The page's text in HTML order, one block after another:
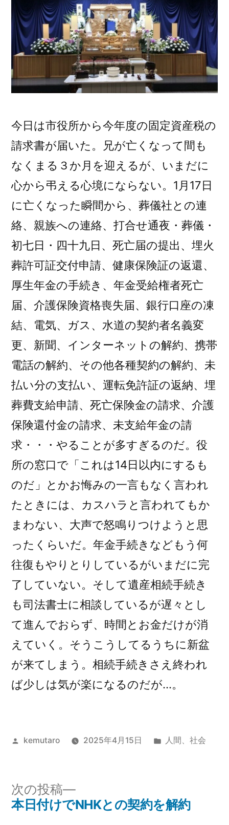
務
手
続
き
が
多
す
る)
今日は市役所から今年度の固定資産税の
請求書が届いた。兄が亡くなって間も
なくまる３か月を迎えるが、いまだに
心から弔える心境にならない。1月17日
に亡くなった瞬間から、葬儀社との連
絡、親族への連絡、打合せ通夜・葬儀・
初七日・四十九日、死亡届の提出、埋火
葬許可証交付申請、健康保険証の返還、
厚生年金の手続き、年金受給権者死亡
届、介護保険資格喪失届、銀行口座の凍
結、電気、ガス、水道の契約者名義変
更、新聞、インターネットの解約、携帯
電話の解約、その他各種契約の解約、未
払い分の支払い、運転免許証の返納、埋
葬費支給申請、死亡保険金の請求、介護
保険還付金の請求、未支給年金の請
求・・・やることが多すぎるのだ。役
所の窓口で「これは14日以内にするも
のだ」とかお悔みの一言もなく言われ
たときには、カスハラと言われてもか
まわない、大声で怒鳴りつけようと思
ったくらいだ。年金手続きなどもう何
往復もやりとりしているがいまだに完
了していない。そして遺産相続手続き
も司法書士に相談しているが遅々とし
て進んでおらず、時間とお金だけが消
えていく。そうこうしてるうちに新盆
が来てしまう。相続手続きさえ終われ
ば少しは気が楽になるのだが…。
投
kemutaro 2025年4月15日
カ
ー:
人間 、社会
投
次の投稿
次
の
本日付けでNHKとの契約を解約